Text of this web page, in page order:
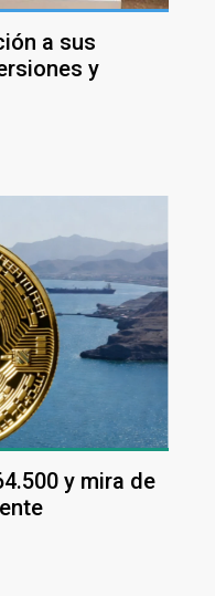
a sus
y
y mira de